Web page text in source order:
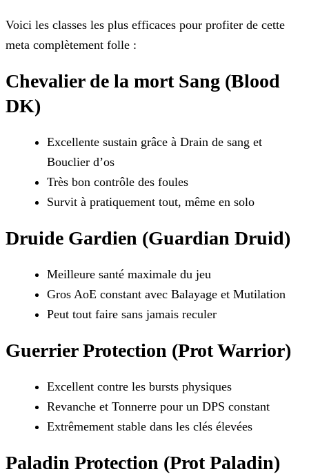
Voici les classes les plus efficaces pour profiter de cette
meta complètement folle :
Chevalier de la mort Sang (Blood
DK)
Excellente sustain grâce à Drain de sang et
Bouclier d’os
Très bon contrôle des foules
Survit à pratiquement tout, même en solo
Druide Gardien (Guardian Druid)
Meilleure santé maximale du jeu
Gros AoE constant avec Balayage et Mutilation
Peut tout faire sans jamais reculer
Guerrier Protection (Prot Warrior)
Excellent contre les bursts physiques
Revanche et Tonnerre pour un DPS constant
Extrêmement stable dans les clés élevées
Paladin Protection (Prot Paladin)